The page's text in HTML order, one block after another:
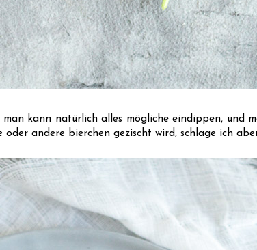
kann natürlich alles mögliche eindippen, und
andere bierchen gezischt wird, schlage ich